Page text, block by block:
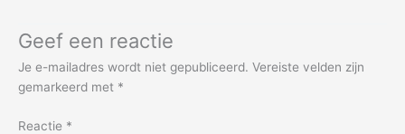
Geef een reactie
Je e-mailadres wordt niet gepubliceerd. Vereiste velden zijn
gemarkeerd met *
Reactie *